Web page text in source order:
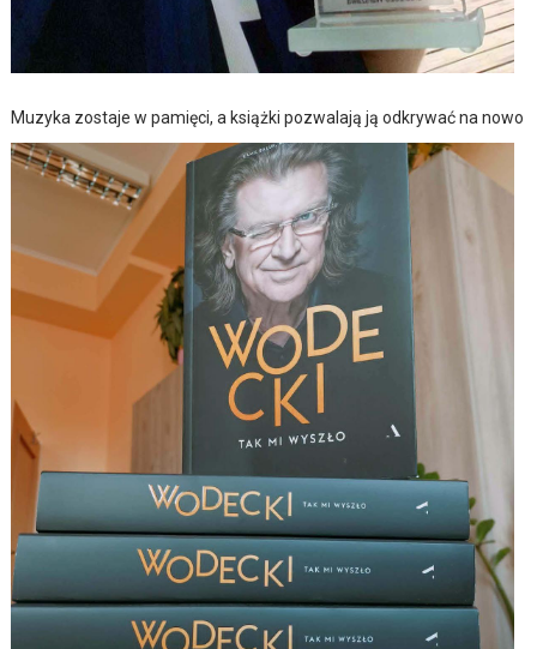
Muzyka zostaje w pamięci, a książki pozwalają ją odkrywać na nowo